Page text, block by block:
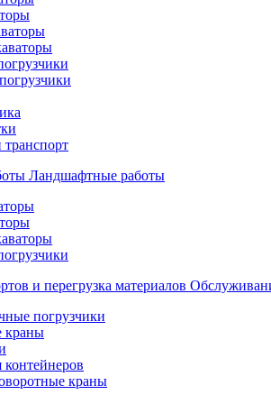
Ландшафтные работы
погрузчики
краны
краны